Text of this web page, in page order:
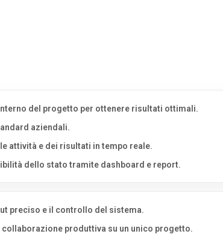
del progetto per ottenere risultati ottimali.
aziendali.
attività e dei risultati in tempo reale.
dello stato tramite dashboard e report.
preciso e il controllo del sistema.
produttiva su un unico progetto.